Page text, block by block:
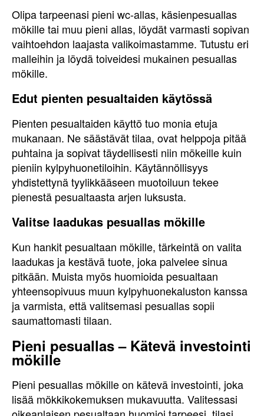
Olipa tarpeenasi pieni wc-allas, käsienpesuallas
mökille tai muu pieni allas, löydät varmasti sopivan
vaihtoehdon laajasta valikoimastamme. Tutustu eri
malleihin ja löydä toiveidesi mukainen pesuallas
mökille.
Edut pienten pesualtaiden käytössä
Pienten pesualtaiden käyttö tuo monia etuja
mukanaan. Ne säästävät tilaa, ovat helppoja pitää
puhtaina ja sopivat täydellisesti niin mökeille kuin
pieniin kylpyhuonetiloihin. Käytännöllisyys
yhdistettynä tyylikkääseen muotoiluun tekee
pienestä pesualtaasta arjen luksusta.
Valitse laadukas pesuallas mökille
Kun hankit pesualtaan mökille, tärkeintä on valita
laadukas ja kestävä tuote, joka palvelee sinua
pitkään. Muista myös huomioida pesualtaan
yhteensopivuus muun kylpyhuonekaluston kanssa
ja varmista, että valitsemasi pesuallas sopii
saumattomasti tilaan.
Pieni pesuallas – Kätevä investointi
mökille
Pieni pesuallas mökille on kätevä investointi, joka
lisää mökkikokemuksen mukavuutta. Valitessasi